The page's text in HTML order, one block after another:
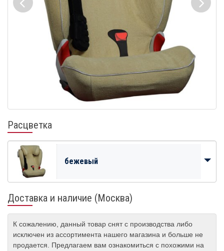
Расцветка
бежевый
Доставка и наличие (Москва)
К сожалению, данный товар снят с производства либо
исключен из ассортимента нашего магазина и больше не
продается. Предлагаем вам ознакомиться с похожими на